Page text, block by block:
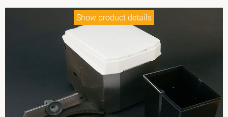
Show product details